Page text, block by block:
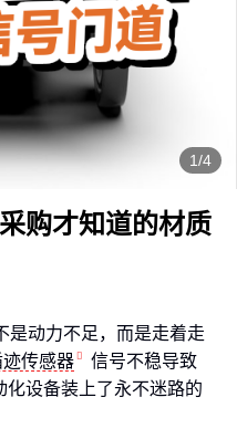
1/4
购才知道的材质
是动力不足，而是走着走
迹传感器
信号不稳导致
化设备装上了永不迷路的